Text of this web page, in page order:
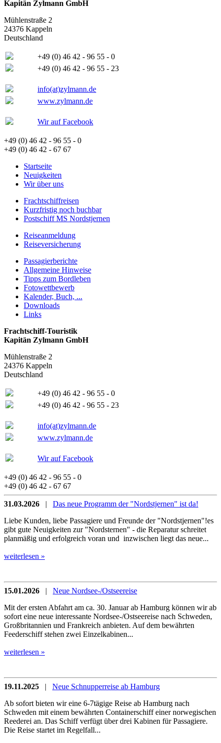
Kapitän Zylmann GmbH
Mühlenstraße 2
24376 Kappeln
Deutschland
+49 (0) 46 42 - 96 55 - 0
+49 (0) 46 42 - 96 55 - 23
info(at)zylmann.de
www.zylmann.de
Wir auf Facebook
+49 (0) 46 42 - 96 55 - 0
+49 (0) 46 42 - 67 67
Startseite
Neuigkeiten
Wir über uns
Frachtschiffreisen
Kurzfristig noch buchbar
Postschiff MS Nordstjernen
Reiseanmeldung
Reiseversicherung
Passagierberichte
Allgemeine Hinweise
Tipps zum Bordleben
Fotowettbewerb
Kalender, Buch, ...
Downloads
Links
Frachtschiff-Touristik
Kapitän Zylmann GmbH
Mühlenstraße 2
24376 Kappeln
Deutschland
+49 (0) 46 42 - 96 55 - 0
+49 (0) 46 42 - 96 55 - 23
info(at)zylmann.de
www.zylmann.de
Wir auf Facebook
+49 (0) 46 42 - 96 55 - 0
+49 (0) 46 42 - 67 67
31.03.2026 | Das neue Programm der "Nordstjernen" ist da!
Liebe Kunden, liebe Passagiere und Freunde der "Nordstjernen"!es
gibt gute Neuigkeiten zur "Nordsternen" - die Reparatur schreitet
planmäßig und erfolgreich voran und inzwischen liegt das neue...
weiterlesen »
15.01.2026 | Neue Nordsee-/Ostseereise
Mit der ersten Abfahrt am ca. 30. Januar ab Hamburg können wir ab
sofort eine neue interessante Nordsee-/Ostseereise nach Schweden,
Großbritannien und Frankreich anbieten. Auf dem bewährten
Feederschiff stehen zwei Einzelkabinen...
weiterlesen »
19.11.2025 | Neue Schnupperreise ab Hamburg
Ab sofort bieten wir eine 6-7tägige Reise ab Hamburg nach
Schweden mit einem bewährten Containerschiff einer norwegischen
Reederei an. Das Schiff verfügt über drei Kabinen für Passagiere.
Die Reise startet im Regelfall...